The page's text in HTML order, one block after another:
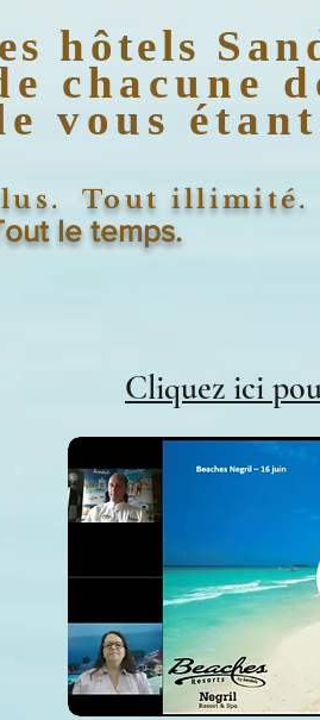
hôtels
chacune
vous
Tout illimité.
le temps.
Cliquez ici